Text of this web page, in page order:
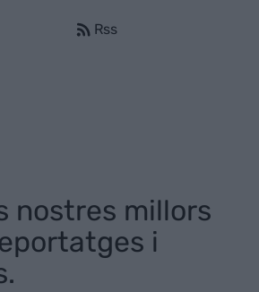
Rss
nostres millors
i